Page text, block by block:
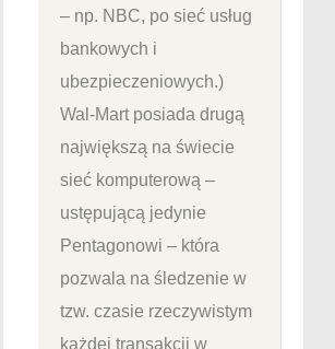
– np. NBC, po sieć usług
bankowych i
ubezpieczeniowych.)
Wal-Mart posiada drugą
największą na świecie
sieć komputerową –
ustępującą jedynie
Pentagonowi – która
pozwala na śledzenie w
tzw. czasie rzeczywistym
każdej transakcji w